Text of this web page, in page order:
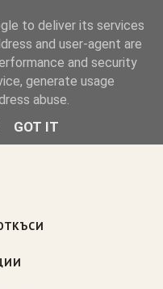
откъси, нови книги
10:00–19:00 ·
to deliver its services
and user-agent are
and security
generate usage
abuse.
GOT IT